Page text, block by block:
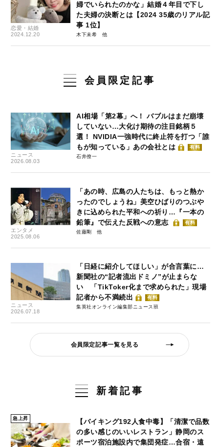
恋愛・結婚
2024.12.20
婦でいられたのかな」結婚４年目で下し
た夫婦の決断とは【2024 35歳のリアル記
事 1位】
木下未希
会員限定記事
ニュース
2026.08.03
AI相場「第2幕」へ！ バブルはまだ崩壊
していない…大化け期待の注目銘柄５
選！ NVIDIA一強時代に終止符を打つ「誰
もが知っている」あの会社とは
有料
石井僚一
エンタメ
2025.08.06
「あの時、広島の人たちは、もっと熱か
ったのでしょうね」美空ひばりのつぶや
きに込められた平和への祈り…『一本の
鉛筆』で伝えた反戦への意志
有料
佐藤剛
ニュース
2026.07.18
「日経に紹介してほしい」が合言葉に…
新聞社の“記者流出ドミノ”が止まらな
い 「TikToker化まで求められた」現場
記者から不満続出
有料
集英社オンライン編集部ニュース班
会員限定記事一覧を見る
新着記事
急上昇
【バイキング192人食中毒】「清潔で品数
の多い感じのいいレストラン」静岡のス
ポーツ宿泊施設内で集団発症…合宿・遠